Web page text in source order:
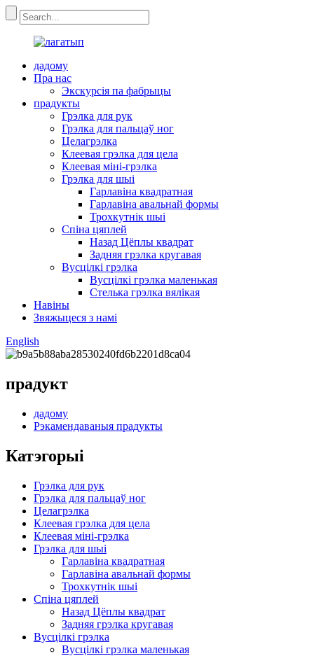
дадому
Пра нас
Экскурсія па фабрыцы
прадукты
Грэлка для рук
Грэлка для пальцаў ног
Целагрэлка
Клеевая грэлка для цела
Клеевая міні-грэлка
Грэлка для шыі
Гарлавіна квадратная
Гарлавіна авальнай формы
Трохкутнік шыі
Спіна цяплей
Назад Цёплы квадрат
Задняя грэлка кругавая
Вусцілкі грэлка
Вусцілкі грэлка маленькая
Стелька грэлка вялікая
Навіны
Звяжыцеся з намі
English
прадукт
дадому
Рэкамендаваныя прадукты
Катэгорыі
Грэлка для рук
Грэлка для пальцаў ног
Целагрэлка
Клеевая грэлка для цела
Клеевая міні-грэлка
Грэлка для шыі
Гарлавіна квадратная
Гарлавіна авальнай формы
Трохкутнік шыі
Спіна цяплей
Назад Цёплы квадрат
Задняя грэлка кругавая
Вусцілкі грэлка
Вусцілкі грэлка маленькая